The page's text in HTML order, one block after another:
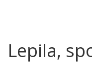
Lepila,